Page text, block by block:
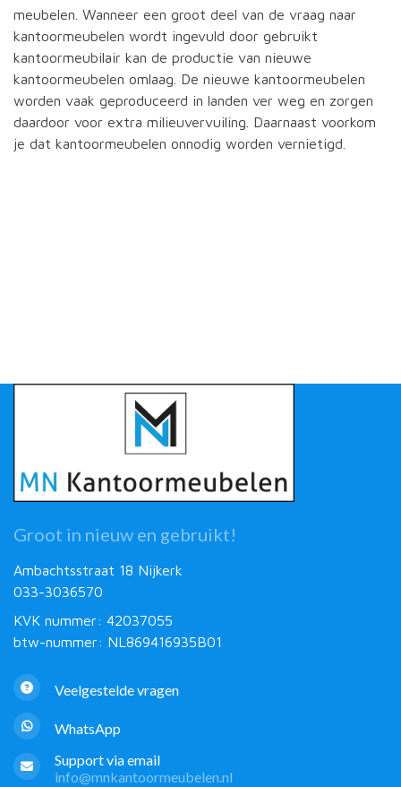
meubelen. Wanneer een groot deel van de vraag naar
kantoormeubelen wordt ingevuld door gebruikt
kantoormeubilair kan de productie van nieuwe
kantoormeubelen omlaag. De nieuwe kantoormeubelen
worden vaak geproduceerd in landen ver weg en zorgen
daardoor voor extra milieuvervuiling. Daarnaast voorkom
je dat kantoormeubelen onnodig worden vernietigd.
Groot in nieuw en gebruikt!
Ambachtsstraat 18 Nijkerk
033-3036570
KVK nummer: 42037055
btw-nummer: NL869416935B01
Veelgestelde vragen
WhatsApp
Support via email
info@mnkantoormeubelen.nl